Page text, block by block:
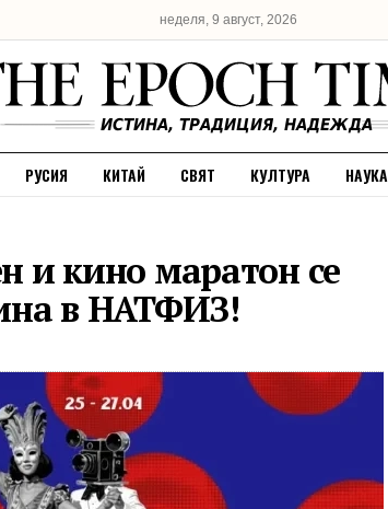
неделя, 9 август, 2026
РУСИЯ КИТАЙ СВЯТ КУЛТУРА НАУКА
и кино маратон се
в НАТФИЗ!